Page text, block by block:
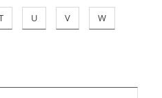
U V W